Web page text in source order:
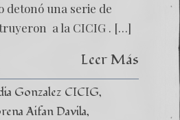
detonó una serie de
a la CICIG . […]
Leer Más
Gonzalez CICIG
Aifan Davila